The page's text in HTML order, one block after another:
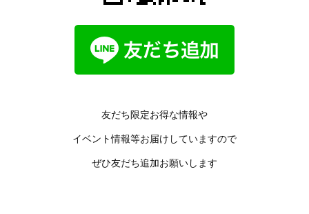
友だち限定お得な情報や
イベント情報等お届けしていますので
ぜひ友だち追加お願いします